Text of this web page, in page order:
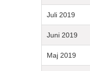
Juli 2019
Juni 2019
Maj 2019